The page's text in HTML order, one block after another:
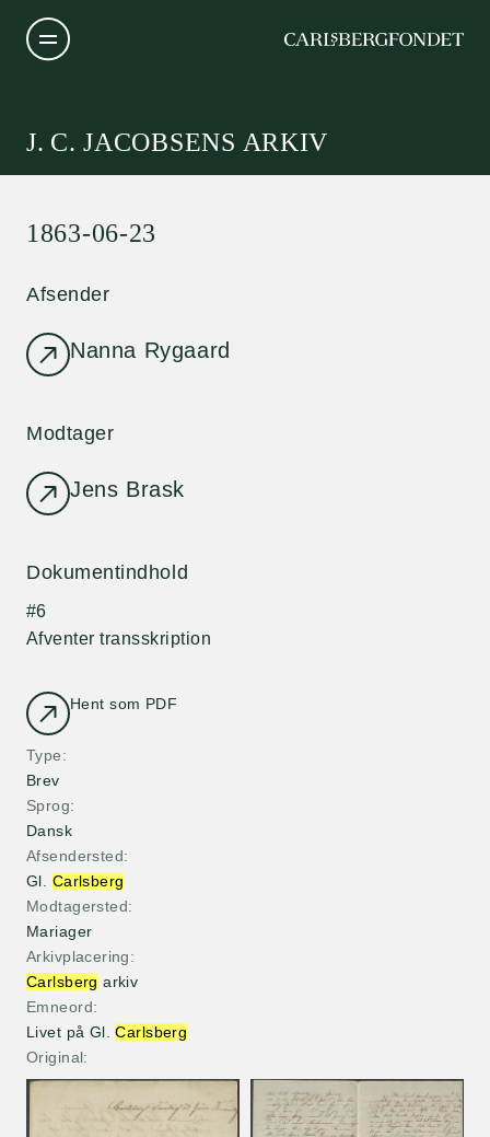
J. C. JACOBSENS ARKIV
Hent som PDF
Type
Brev
Sprog
Dansk
Afsendersted
Gl. Carlsberg
Modtagersted
Mariager
Arkivplacering
Carlsberg arkiv
Emneord
Livet på Gl.Carlsberg
Original
1863-06-23
Afsender
Nanna Rygaard
Modtager
Jens Brask
Dokumentindhold
#6
Afventer transskription